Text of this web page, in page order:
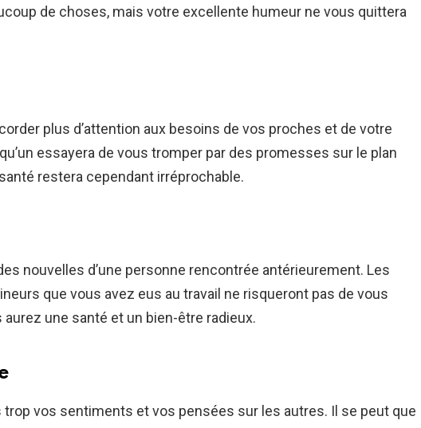
de choses, mais votre excellente humeur ne vous quittera
plus d’attention aux besoins de vos proches et de votre
essayera de vous tromper par des promesses sur le plan
restera cependant irréprochable.
nouvelles d’une personne rencontrée antérieurement. Les
que vous avez eus au travail ne risqueront pas de vous
une santé et un bien-être radieux.
trop vos sentiments et vos pensées sur les autres. Il se peut que